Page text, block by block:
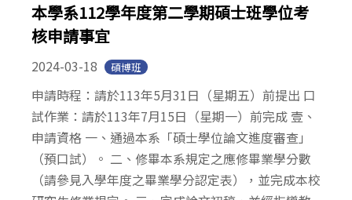
本學系112學年度第二學期碩士班學位考
核申請事宜
2024-03-18 碩博班
申請時程：請於113年5月31日（星期五）前提出 口
試作業：請於113年7月15日（星期一）前完成 壹、
申請資格 一、通過本系「碩士學位論文進度審查」
（預口試）。 二、修畢本系規定之應修畢業學分數
（請參見入學年度之畢業學分認定表），並完成本校